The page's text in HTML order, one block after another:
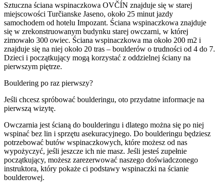
Sztuczna ściana wspinaczkowa OVČÍN znajduje się w starej
miejscowości Turčianske Jaseno, około 25 minut jazdy
samochodem od hotelu Impozant. Ściana wspinaczkowa znajduje
się w zrekonstruowanym budynku starej owczarni, w której
zimowało 300 owiec. Ściana wspinaczkowa ma około 200 m2 i
znajduje się na niej około 20 tras – boulderów o trudności od 4 do 7.
Dzieci i początkujący mogą korzystać z oddzielnej ściany na
pierwszym piętrze.
Bouldering po raz pierwszy?
Jeśli chcesz spróbować boulderingu, oto przydatne informacje na
pierwszą wizytę.
Owczarnia jest ścianą do boulderingu i dlatego można się po niej
wspinać bez lin i sprzętu asekuracyjnego. Do boulderingu będziesz
potrzebować butów wspinaczkowych, które możesz od nas
wypożyczyć, jeśli jeszcze ich nie masz. Jeśli jesteś zupełnie
początkujący, możesz zarezerwować naszego doświadczonego
instruktora, który pokaże ci podstawy wspinaczki na ścianie
boulderowej.